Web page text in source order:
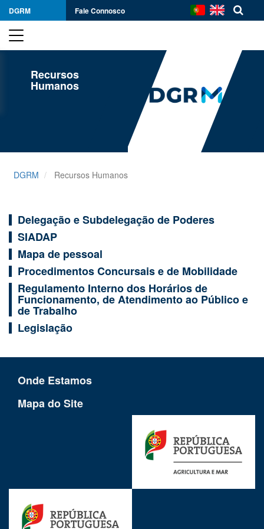
DGRM Fale Connosco
Recursos
Humanos
DGRM Recursos Humanos
Delegação e Subdelegação de Poderes
SIADAP
Mapa de pessoal
Procedimentos Concursais e de Mobilidade
Regulamento Interno dos Horários de
Funcionamento, de Atendimento ao Público e
de Trabalho
Legislação
Onde Estamos
Mapa do Site